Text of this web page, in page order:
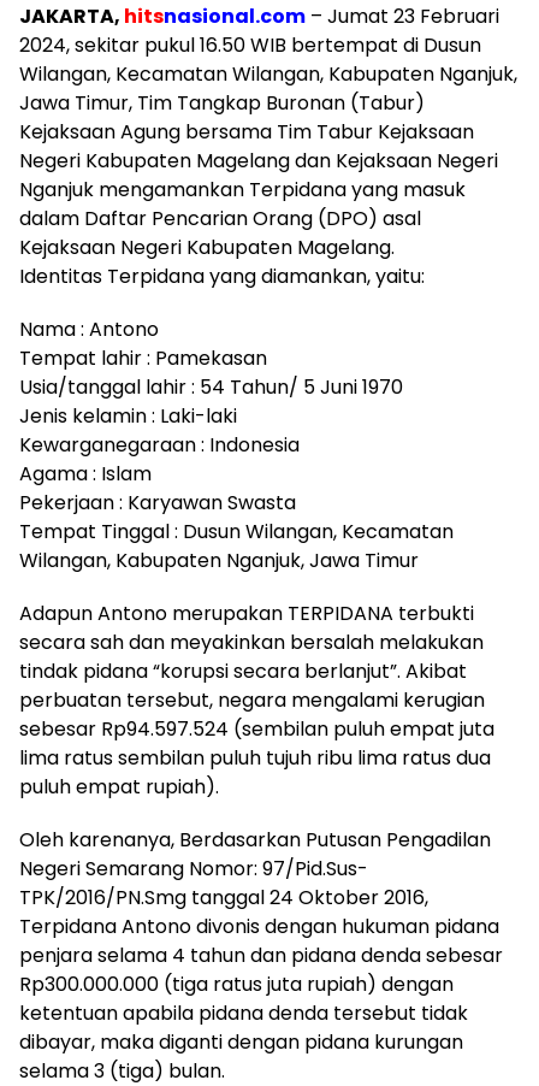
JAKARTA, hitsnasional.com – Jumat 23 Februari
2024, sekitar pukul 16.50 WIB bertempat di Dusun
Wilangan, Kecamatan Wilangan, Kabupaten Nganjuk,
Jawa Timur, Tim Tangkap Buronan (Tabur)
Kejaksaan Agung bersama Tim Tabur Kejaksaan
Negeri Kabupaten Magelang dan Kejaksaan Negeri
Nganjuk mengamankan Terpidana yang masuk
dalam Daftar Pencarian Orang (DPO) asal
Kejaksaan Negeri Kabupaten Magelang.
Identitas Terpidana yang diamankan, yaitu:
Nama : Antono
Tempat lahir : Pamekasan
Usia/tanggal lahir : 54 Tahun/ 5 Juni 1970
Jenis kelamin : Laki-laki
Kewarganegaraan : Indonesia
Agama : Islam
Pekerjaan : Karyawan Swasta
Tempat Tinggal : Dusun Wilangan, Kecamatan
Wilangan, Kabupaten Nganjuk, Jawa Timur
Adapun Antono merupakan TERPIDANA terbukti
secara sah dan meyakinkan bersalah melakukan
tindak pidana “korupsi secara berlanjut”. Akibat
perbuatan tersebut, negara mengalami kerugian
sebesar Rp94.597.524 (sembilan puluh empat juta
lima ratus sembilan puluh tujuh ribu lima ratus dua
puluh empat rupiah).
Oleh karenanya, Berdasarkan Putusan Pengadilan
Negeri Semarang Nomor: 97/Pid.Sus-
TPK/2016/PN.Smg tanggal 24 Oktober 2016,
Terpidana Antono divonis dengan hukuman pidana
penjara selama 4 tahun dan pidana denda sebesar
Rp300.000.000 (tiga ratus juta rupiah) dengan
ketentuan apabila pidana denda tersebut tidak
dibayar, maka diganti dengan pidana kurungan
selama 3 (tiga) bulan.